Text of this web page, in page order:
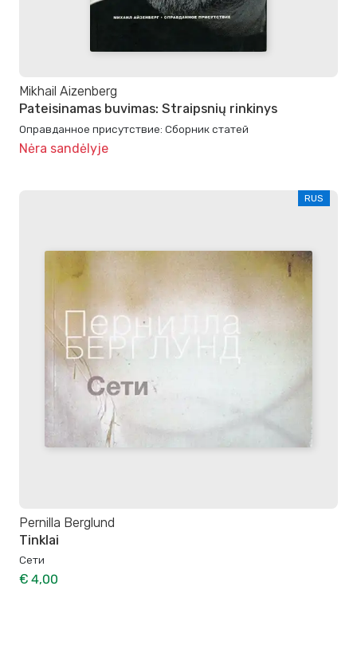
Mikhail Aizenberg
Pateisinamas buvimas: Straipsnių rinkinys
Оправданное присутствие: Сборник статей
Nėra sandėlyje
RUS
Pernilla Berglund
Tinklai
Сети
€ 4,00